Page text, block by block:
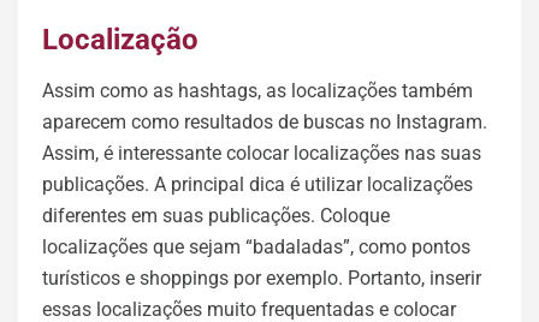
Localização
Assim como as hashtags, as localizações também
aparecem como resultados de buscas no Instagram.
Assim, é interessante colocar localizações nas suas
publicações. A principal dica é utilizar localizações
diferentes em suas publicações. Coloque
localizações que sejam “badaladas”, como pontos
turísticos e shoppings por exemplo. Portanto, inserir
essas localizações muito frequentadas e colocar